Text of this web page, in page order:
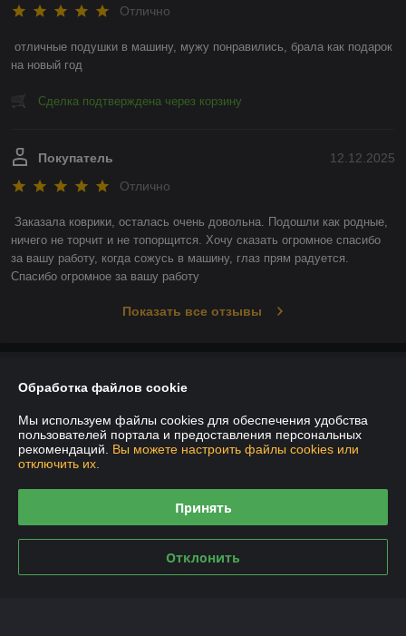
Отлично
отличные подушки в машину, мужу понравились, брала как подарок
на новый год
Сделка подтверждена через корзину
12.12.2025
Покупатель
Отлично
Заказала коврики, осталась очень довольна. Подошли как родные,
ничего не торчит и не топорщится. Хочу сказать огромное спасибо
за вашу работу, когда сожусь в машину, глаз прям радуется.
Спасибо огромное за вашу работу
Показать все отзывы
Контакты
Доставка и оплата
Полная версия сайта
Обработка файлов cookie
Мы используем файлы cookies для обеспечения удобства
пользователей портала и предоставления персональных
рекомендаций. Вы можете настроить файлы cookies или
отключить их.
Принять
Отклонить